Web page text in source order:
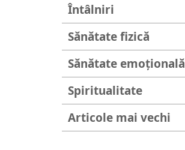
Întâlniri
Sănătate fizică
Sănătate emoțională
Spiritualitate
Articole mai vechi